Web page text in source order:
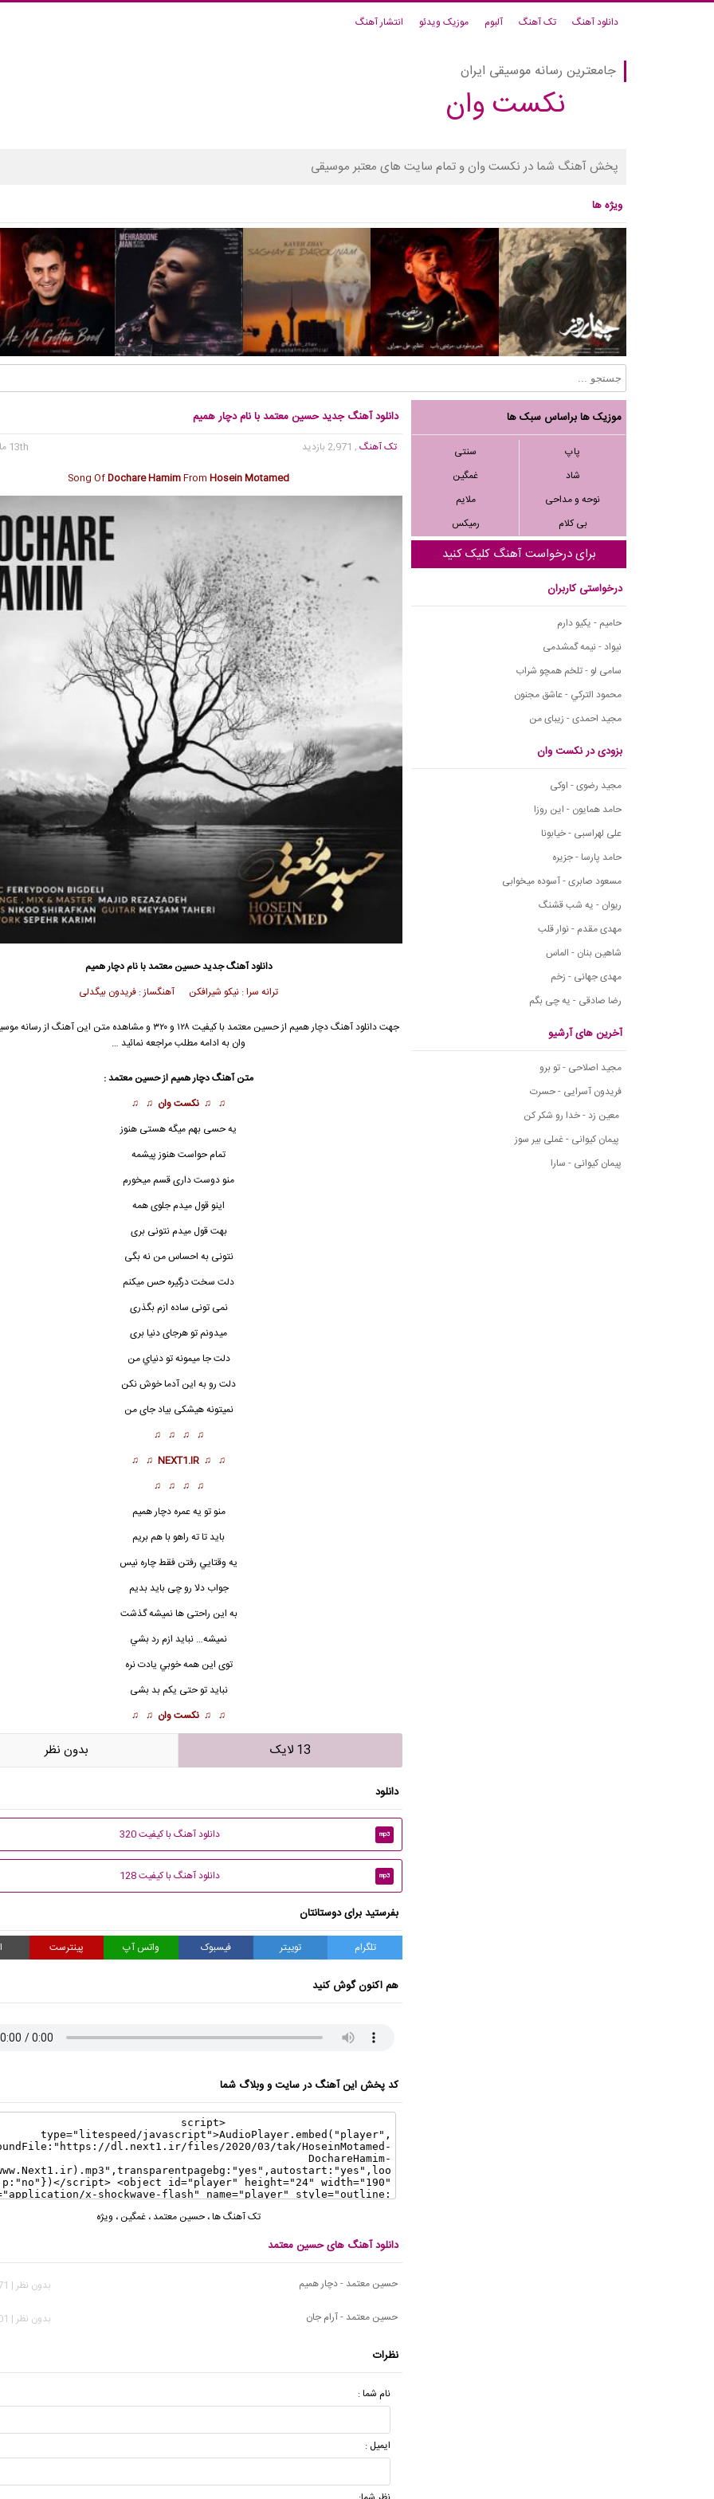
دانلود آهنگ تک آهنگ آلبوم موزیک ویدئو انتشار آهنگ
جامعترین رسانه موسیقی ایران
نکست وان
پخش آهنگ شما در نکست وان و تمام سایت های معتبر موسیقی
ویژه ها
موزیک ها براساس سبک ها
پاپ
سنتی
شاد
غمگین
نوحه و مداحی
ملایم
بی کلام
رمیکس
برای درخواست آهنگ کلیک کنید
درخواستی کاربران
حامیم - یکیو دارم
نیواد - نیمه گمشدمی
سامی لو - تلخم همچو شراب
محمود التركي - عاشق مجنون
مجید احمدی - زیبای من
بزودی در نکست وان
مجید رضوی - اوکی
حامد همایون - این روزا
علی لهراسبی - خیابونا
حامد پارسا - جزیره
مسعود صابری - آسوده میخوابی
ریوان - یه شب قشنگ
مهدی مقدم - نوار قلب
شاهین بنان - الماس
مهدی جهانی - زخم
رضا صادقی - یه چی بگم
آخرین های آرشیو
مجید اصلاحی - تو برو
فریدون آسرایی - حسرت
معین زد - خدا رو شکر کن
پیمان کیوانی - غملی بیر سوز
پیمان کیوانی - سارا
دانلود آهنگ جدید حسین معتمد با نام دچار همیم
تک آهنگ, 2,971 بازدید
13th مارس 2020
Song OfDochare HamimFromHosein Motamed
دانلود آهنگ جدیدحسین معتمد با نام دچار همیم
ترانه سرا : نیکو شیرافکن آهنگساز : فریدون بیگدلی
جهت دانلود آهنگ دچار همیم از حسین معتمد با کیفیت ۱۲۸ و ۳۲۰ و مشاهده متن این
وان به ادامه مطلب مراجعه نمائید …
متن آهنگدچار همیماز حسین معتمد :
♫ ♫ نکست وان ♫ ♫
يه حسى بهم ميگه هستى هنوز
تمام حواست هنوز پيشمه
منو دوست دارى قسم ميخورم
اينو قول ميدم جلوى همه
بهت قول ميدم نتونى برى
نتونى به احساس من نه بگى
دلت سخت درگيره حس ميكنم
نمى تونى ساده ازم بگذرى
ميدونم تو هرجاى دنيا برى
دلت جا ميمونه تو دنياي من
دلت رو به اين آدما خوش نكن
نميتونه هيشكى بياد جاى من
♫ ♫ ♫ ♫
♫ ♫
NEXT1.IR
♫ ♫
♫ ♫ ♫ ♫
منو تو يه عمرهدچار هميم
بايد تا ته راهو با هم بريم
يه وقتايي رفتن فقط چاره نيس
جواب دلا رو چى بايد بديم
به اين راحتى ها نميشه گذشت
نميشه… نبايد ازم رد بشي
توى اين همه خوبي يادت نره
نبايد تو حتى يكم بد بشى
♫ ♫ نکست وان ♫ ♫
13 لایک بدون نظر
دانلود
mp3 دانلود آهنگ با کیفیت 320
mp3 دانلود آهنگ با کیفیت 128
بفرستید برای دوستانتان
تلگرام توییتر فیسبوک واتس آپ پینترست
هم اکنون گوش کنید
کد پخش این آهنگ در سایت و وبلاگ شما
تک آهنگ ها، حسین معتمد ، غمگین ، ویژه
دانلود آهنگ های حسین معتمد
حسین معتمد - دچار همیم
بدون نظر | 2,971 بازدید
حسین معتمد - آرام جان
بدون نظر | 4,001 بازدید
نظرات
نام شما :
ایمیل :